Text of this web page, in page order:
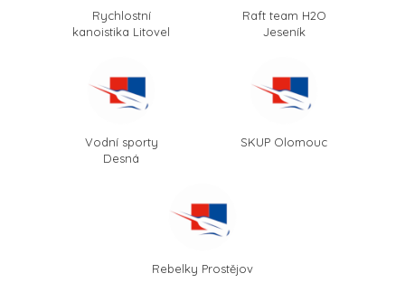
Rychlostní
kanoistika Litovel
Raft team H2O
Jeseník
Vodní sporty
Desná
SKUP Olomouc
Rebelky Prostějov